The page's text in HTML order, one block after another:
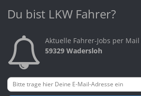
Du bist LKW Fahrer?
Aktuelle Fahrer-Jobs per
59329 Wadersloh